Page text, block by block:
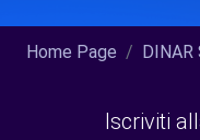
Home Page DINAR
Iscriviti